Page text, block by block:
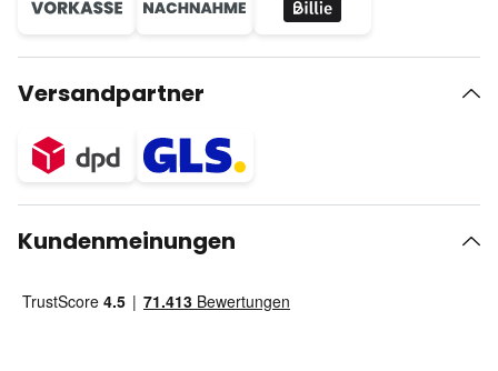
Versandpartner
Kundenmeinungen